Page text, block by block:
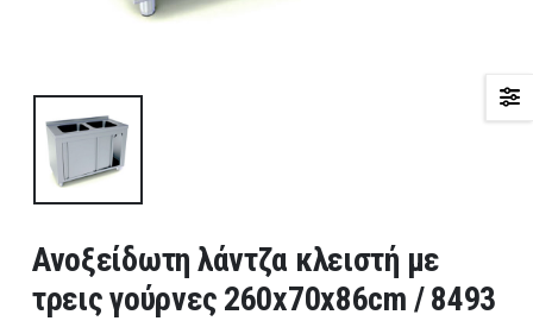
Ανοξείδωτη λάντζα κλειστή με
τρεις γούρνες 260x70x86cm / 8493